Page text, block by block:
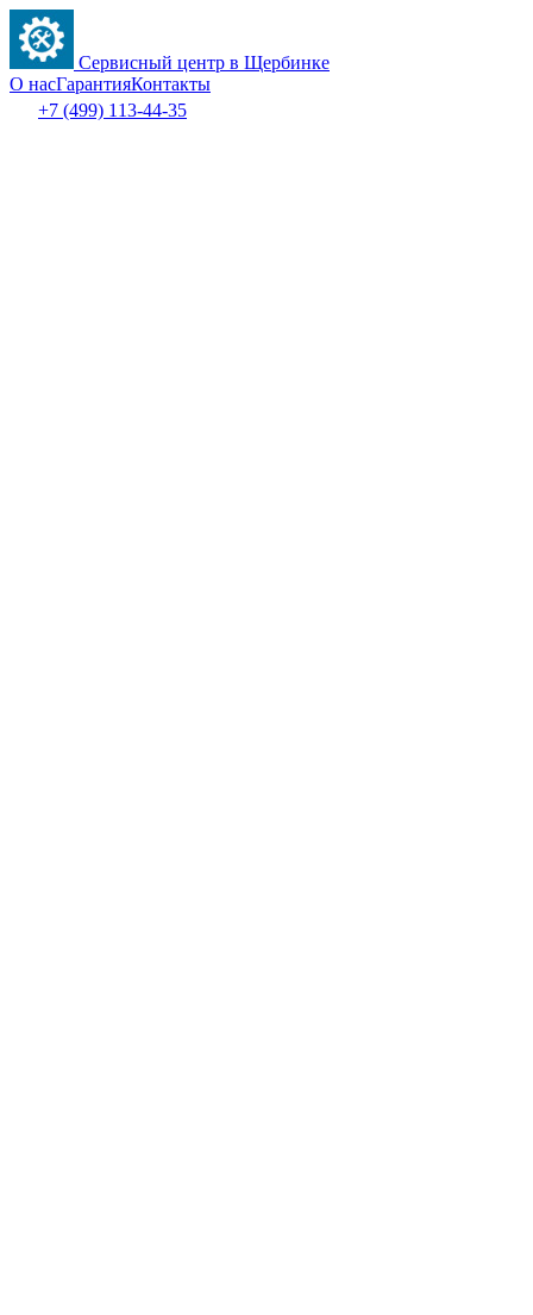
Сервисный центр в Щербинке
О насГарантияКонтакты
+7 (499) 113-44-35